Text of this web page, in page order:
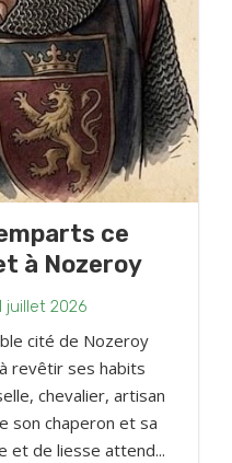
ce
à Nozeroy
juillet 2026
cité de Nozeroy
revêtir ses habits
chevalier, artisan
son chaperon et sa
et de liesse attend...